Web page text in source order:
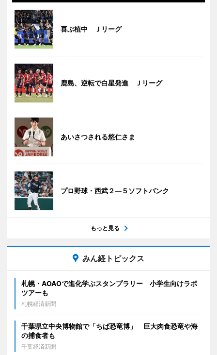
喜ぶ植中 Ｊリーグ
鹿島、逆転で白星発進 Ｊリーグ
あいさつされる悠仁さま
プロ野球・西武２―５ソフトバンク
もっと見る
みん経トピックス
札幌・AOAOで進化学ぶスタンプラリー 小学生向けラボ
ツアーも
札幌経済新聞
千葉県立中央博物館で「ちば恐竜博」 巨大肉食恐竜や海
の捕食者も
千葉経済新聞